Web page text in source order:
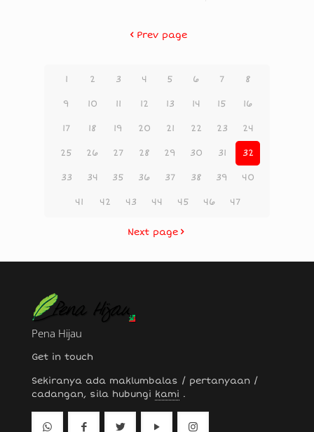
Prev page
1 2 3 4 5 6 7 8
9 10 11 12 13 14 15 16
17 18 19 20 21 22 23 24
25 26 27 28 29 30 31 32
33 34 35 36 37 38 39 40
41 42 43 44 45 46 47
Next page
Pena Hijau
Get in touch
Sekiranya ada maklumbalas / pertanyaan /
cadangan, sila hubungi kami .